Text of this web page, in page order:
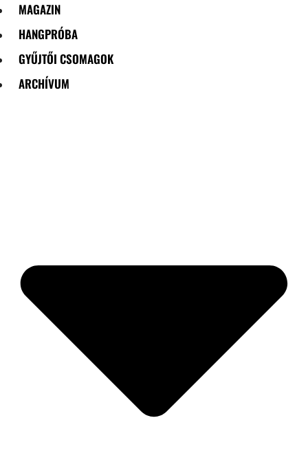
MAGAZIN
HANGPRÓBA
GYŰJTŐI CSOMAGOK
ARCHÍVUM